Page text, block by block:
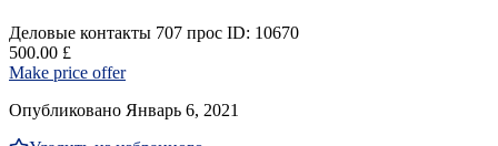
Деловые контакты 707 прос ID: 10670
500.00 £
Make price offer
Опубликовано Январь 6, 2021